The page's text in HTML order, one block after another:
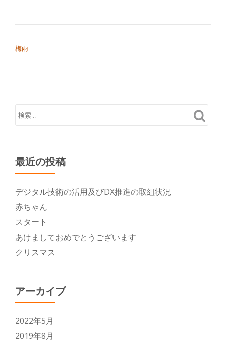
え
梅雨
最近の投稿
デジタル技術の活用及びDX推進の取組状況
赤ちゃん
スタート
あけましておめでとうございます
クリスマス
アーカイブ
2022年5月
2019年8月